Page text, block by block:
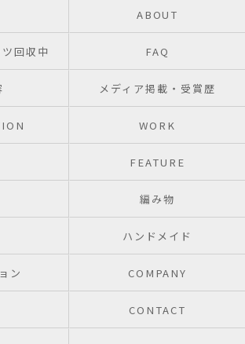
ABOUT
回収中 FAQ
メディア掲載・受賞歴
WORK
FEATURE
編み物
ハンドメイド
ン COMPANY
CONTACT